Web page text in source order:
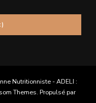
Nutritionniste - ADELI :
Themes. Propulsé par